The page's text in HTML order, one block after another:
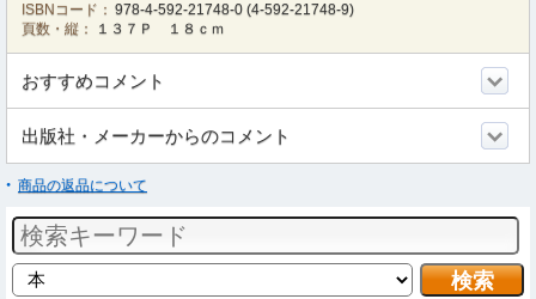
ISBNコード： 978-4-592-21748-0 (4-592-21748-9)
頁数・縦：
１３７Ｐ １８ｃｍ
おすすめコメント
出版社・メーカーからのコメント
商品の返品について